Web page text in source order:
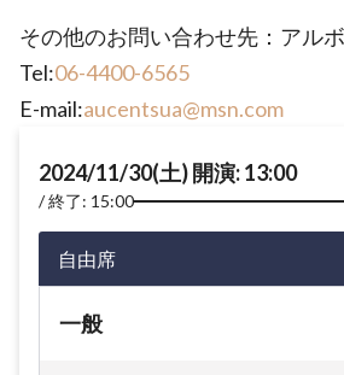
その他のお問い合わせ先：アル
Tel:06-4400-6565
E-mail:aucentsua@msn.com
2024/11/30(土) 開演: 13:00
終了: 15:00
自由席
一般